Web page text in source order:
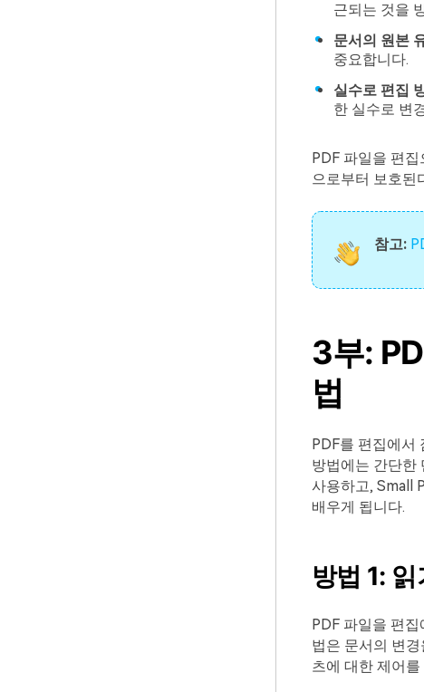
근되는 것을
문서의 원본
중요합니다.
실수로 편집
한 실수로 변
PDF 파일을 편
으로부터 보호된
참고:
3부:
법
PDF를 편집에서
방법에는 간단한
사용하고, Small
배우게 됩니다.
방법 1:
PDF 파일을 편
법은 문서의 변
츠에 대한 제어